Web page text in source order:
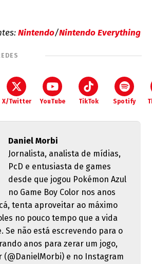
Nintendo/Nintendo Everything
X/Twitter YouTube TikTok Spotify
Daniel Morbi
Jornalista, analista de mídias,
PcD e entusiasta de games
desde que jogou Pokémon Azul
no Game Boy Color nos anos
tenta aproveitar ao máximo
no pouco tempo que a vida
Se não está escrevendo para o
anos para zerar um jogo,
(@DanielMorbi) e no Instagram